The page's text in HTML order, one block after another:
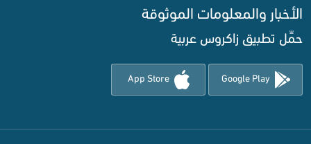
الأخبار والمعلومات الموثوقة‌
حمِّل تطبيق زاكروس عربية
Google Play
App Store